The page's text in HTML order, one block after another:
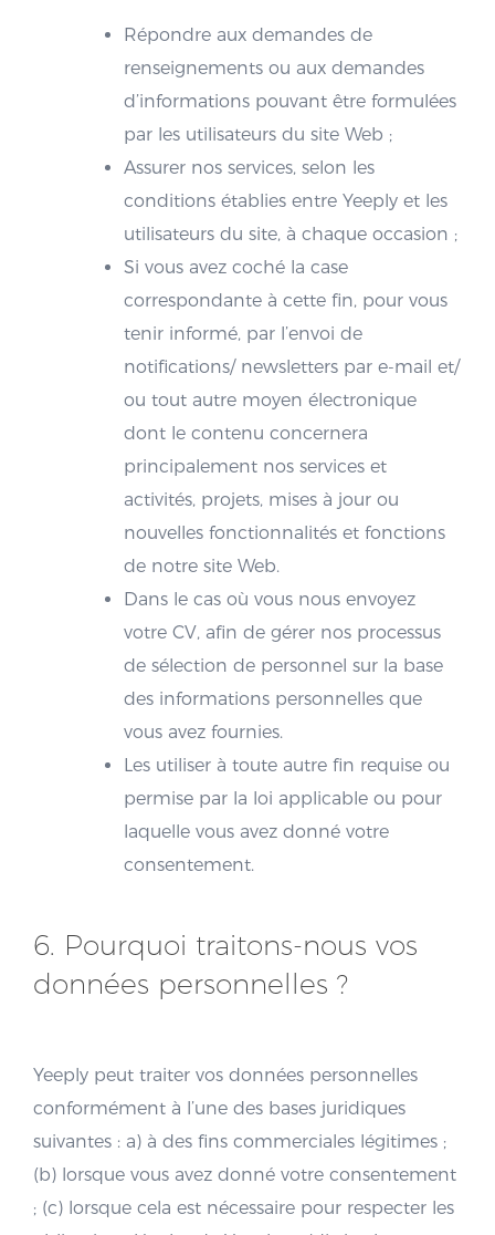
Répondre aux demandes de
renseignements ou aux demandes
d’informations pouvant être formulées
par les utilisateurs du site Web ;
Assurer nos services, selon les
conditions établies entre Yeeply et les
utilisateurs du site, à chaque occasion ;
Si vous avez coché la case
correspondante à cette fin, pour vous
tenir informé, par l’envoi de
notifications/ newsletters par e-mail et/
ou tout autre moyen électronique
dont le contenu concernera
principalement nos services et
activités, projets, mises à jour ou
nouvelles fonctionnalités et fonctions
de notre site Web.
Dans le cas où vous nous envoyez
votre CV, afin de gérer nos processus
de sélection de personnel sur la base
des informations personnelles que
vous avez fournies.
Les utiliser à toute autre fin requise ou
permise par la loi applicable ou pour
laquelle vous avez donné votre
consentement.
6. Pourquoi traitons-nous vos
données personnelles ?
Yeeply peut traiter vos données personnelles
conformément à l’une des bases juridiques
suivantes : a) à des fins commerciales légitimes ;
(b) lorsque vous avez donné votre consentement
; (c) lorsque cela est nécessaire pour respecter les